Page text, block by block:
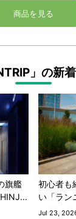
」の新
旗艦
初心者も
い「ラン
Jul 23,